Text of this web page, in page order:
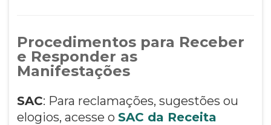
Procedimentos para Receber
e Responder as
Manifestações
SAC: Para reclamações, sugestões ou
elogios, acesse o SAC da Receita